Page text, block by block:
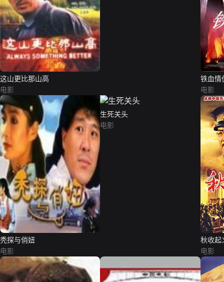
这山更比那山高
电影
铁血情
电影
秃探与俏妞
电影
生死关头
电影
秋收起
电影